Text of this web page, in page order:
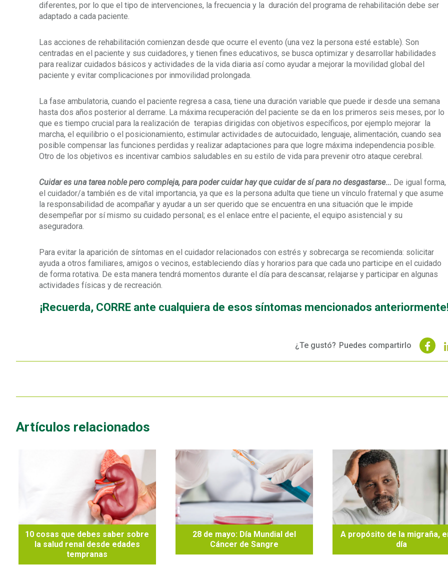
diferentes, por lo que el tipo de intervenciones, la frecuencia y la duración del programa de rehabilitación debe ser
adaptado a cada paciente.
Las acciones de rehabilitación comienzan desde que ocurre el evento (una vez la persona esté estable). Son
centradas en el paciente y sus cuidadores, y tienen fines educativos, se busca optimizar y desarrollar habilidades
para realizar cuidados básicos y actividades de la vida diaria así como ayudar a mejorar la movilidad global del
paciente y evitar complicaciones por inmovilidad prolongada.
La fase ambulatoria, cuando el paciente regresa a casa, tiene una duración variable que puede ir desde una semana
hasta dos años posterior al derrame. La máxima recuperación del paciente se da en los primeros seis meses, por lo
que es tiempo crucial para la realización de terapias dirigidas con objetivos específicos, por ejemplo mejorar la
marcha, el equilibrio o el posicionamiento, estimular actividades de autocuidado, lenguaje, alimentación, cuando sea
posible compensar las funciones perdidas y realizar adaptaciones para que logre máxima independencia posible.
Otro de los objetivos es incentivar cambios saludables en su estilo de vida para prevenir otro ataque cerebral.
Cuidar es una tarea noble pero compleja, para poder cuidar hay que cuidar de sí para no desgastarse… De igual forma,
el cuidador/a también es de vital importancia, ya que es la persona adulta que tiene un vínculo fraternal y que asume
la responsabilidad de acompañar y ayudar a un ser querido que se encuentra en una situación que le impide
desempeñar por sí mismo su cuidado personal; es el enlace entre el paciente, el equipo asistencial y su
aseguradora.
Para evitar la aparición de síntomas en el cuidador relacionados con estrés y sobrecarga se recomienda: solicitar
ayuda a otros familiares, amigos o vecinos, estableciendo días y horarios para que cada uno participe en el cuidado
de forma rotativa. De esta manera tendrá momentos durante el día para descansar, relajarse y participar en algunas
actividades físicas y de recreación.
¡Recuerda, CORRE ante cualquiera de esos síntomas mencionados
¿Te gustó? Puedes compartirlo
Artículos relacionados
10 cosas que debes saber sobre
la salud renal desde edades
tempranas
28 de mayo: Día Mundial del
Cáncer de Sangre
A propósito de la migraña,
día